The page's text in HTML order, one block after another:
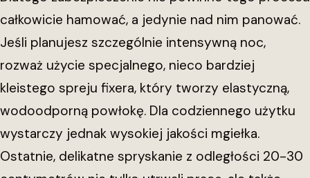
całkowicie hamować, a jedynie nad nim panować.
Jeśli planujesz szczególnie intensywną noc,
rozważ użycie specjalnego, nieco bardziej
kleistego spreju fixera, który tworzy elastyczną,
wodoodporną powłokę. Dla codziennego użytku
wystarczy jednak wysokiej jakości mgiełka.
Ostatnie, delikatne spryskanie z odległości 20-30